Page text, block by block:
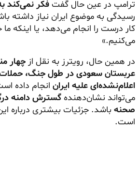
ترامپ در عین حال گفتفکر نمی‌کند
رسیدگی به موضوع ایران نیاز داشته
کار درست را انجام می‌دهد، یا اینکه ما
می‌کنیم.»
در همین حال، رویترز به نقل از چهار
عربستان سعودی در طول جنگ، حملات
اعلام‌نشده‌ای علیه ایران انجام داده
می‌تواند نشان‌دهنده گسترش دامنه
صحنه باشد. جزئیات بیشتری درباره
است.